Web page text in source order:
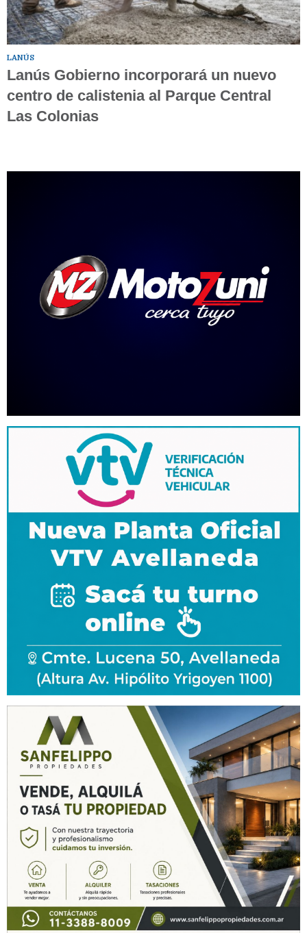
LANÚS
Lanús Gobierno incorporará un nuevo
centro de calistenia al Parque Central
Las Colonias